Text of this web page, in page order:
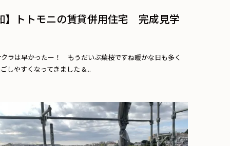
】トトモニの賃貸併用住宅 完成見学
ラは早かったー！ もうだいぶ葉桜ですね暖かな日も多く
しやすくなってきました &...